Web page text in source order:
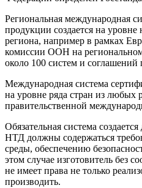
Региональная международная
продукции создается на уровне
региона, например в рамках
комиссии ООН на
около 100 систем и
Международная система
на уровне ряда стран из любых
правительственной
Обязательная система
НТД должны содержаться
среды, обеспечению
этом случае изготовитель без
не имеет права не только
производить.